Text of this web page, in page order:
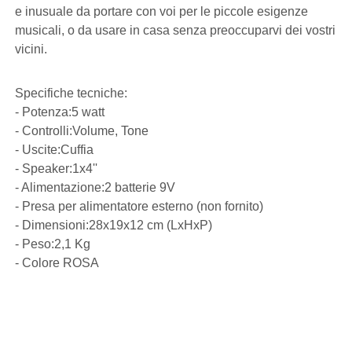
e inusuale da portare con voi per le piccole esigenze
musicali, o da usare in casa senza preoccuparvi dei vostri
vicini.
Specifiche tecniche:
- Potenza:5 watt
- Controlli:Volume, Tone
- Uscite:Cuffia
- Speaker:1x4''
- Alimentazione:2 batterie 9V
- Presa per alimentatore esterno (non fornito)
- Dimensioni:28x19x12 cm (LxHxP)
- Peso:2,1 Kg
- Colore ROSA